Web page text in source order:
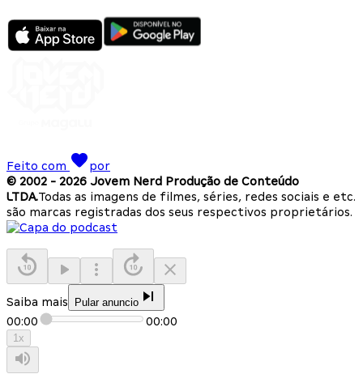
Feito com
por
© 2002 - 2026 Jovem Nerd Produção de Conteúdo
LTDA.Todas as imagens de filmes, séries, redes sociais e etc.
são marcas registradas dos seus respectivos proprietários.
Saiba mais Pular anuncio
00:00 00:00
1x